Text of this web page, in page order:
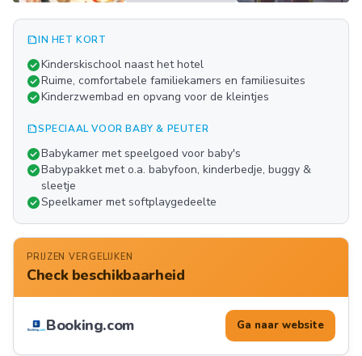
summarizeIN HET KORT
check_circleKinderskischool naast het hotel
check_circleRuime, comfortabele familiekamers en familiesuites
check_circleKinderzwembad en opvang voor de kleintjes
summarizeSPECIAAL VOOR BABY & PEUTER
check_circleBabykamer met speelgoed voor baby's
check_circleBabypakket met o.a. babyfoon, kinderbedje, buggy &
sleetje
check_circleSpeelkamer met softplaygedeelte
PRIJZEN VERGELIJKEN
Check beschikbaarheid
Booking.com Ga naar website